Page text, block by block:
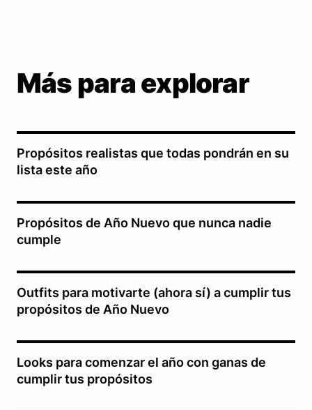
Más para explorar
Propósitos realistas que todas pondrán en su
lista este año
Propósitos de Año Nuevo que nunca nadie
cumple
Outfits para motivarte (ahora sí) a cumplir tus
propósitos de Año Nuevo
Looks para comenzar el año con ganas de
cumplir tus propósitos